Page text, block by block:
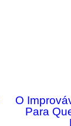
O
Para